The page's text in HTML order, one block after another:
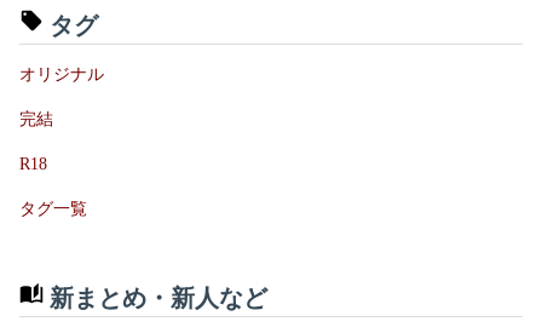
タグ
オリジナル
完結
R18
タグ一覧
新まとめ・新人など